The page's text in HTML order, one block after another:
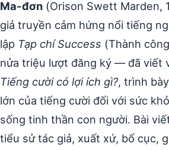
Ma-đơn (Orison Swett Marden,
giả truyền cảm hứng nổi tiếng
lập Tạp chí Success (Thành
nửa triệu lượt đăng ký — đã viết
Tiếng cười có lợi ích gì?, trình
lớn của tiếng cười đối với sức
sống tinh thần con người. Bài
tiểu sử tác giả, xuất xứ, bố cục,